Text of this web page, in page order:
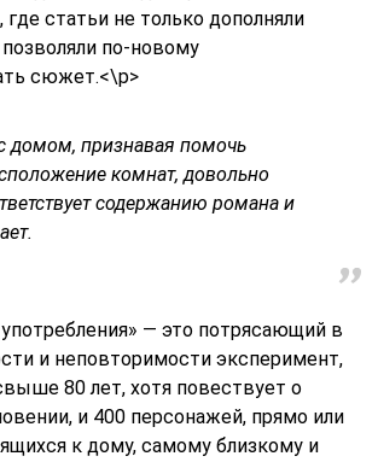
статьи не только дополняли
по-новому
сюжет.<\p>
домом, признавая помочь
комнат, довольно
содержанию романа и
— это потрясающий в
и неповторимости эксперимент,
80 лет, хотя повествует о
и 400 персонажей, прямо или
к дому, самому близкому и